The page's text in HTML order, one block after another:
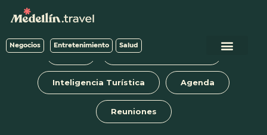
Negocios Entretenimiento Salud
Blog Tours y experiencias
Inteligencia Turística Agenda
Reuniones